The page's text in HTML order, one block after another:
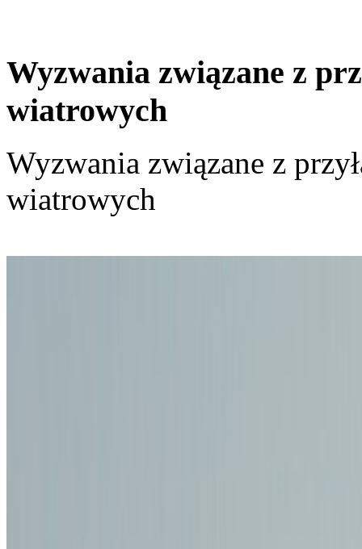
Wyzwania związane z
wiatrowych
Wyzwania związane z
wiatrowych